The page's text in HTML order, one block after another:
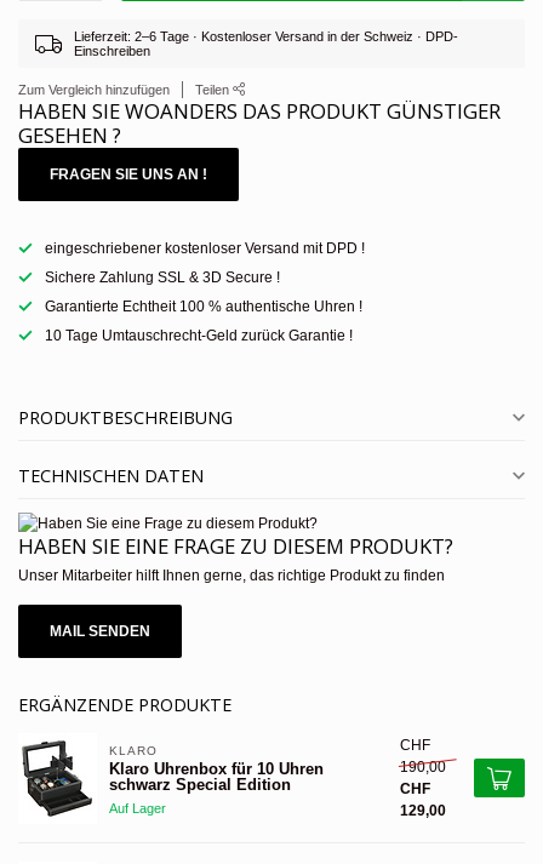
Lieferzeit: 2–6 Tage · Kostenloser Versand in der Schweiz · DPD-
Einschreiben
Zum Vergleich hinzufügen Teilen
HABEN SIE WOANDERS DAS PRODUKT GÜNSTIGER
GESEHEN ?
FRAGEN SIE UNS AN !
eingeschriebener kostenloser Versand mit DPD !
Sichere Zahlung SSL & 3D Secure !
Garantierte Echtheit 100 % authentische Uhren !
10 Tage Umtauschrecht-Geld zurück Garantie !
PRODUKTBESCHREIBUNG
TECHNISCHEN DATEN
HABEN SIE EINE FRAGE ZU DIESEM PRODUKT?
Unser Mitarbeiter hilft Ihnen gerne, das richtige Produkt zu finden
MAIL SENDEN
ERGÄNZENDE PRODUKTE
KLARO
Klaro Uhrenbox für 10 Uhren
schwarz Special Edition
Auf Lager
CHF
190,00
CHF
129,00